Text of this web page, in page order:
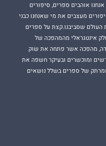
אוהבים ספרים, סיפורים
מעצבים את מי שאנחנו כבני
העולם שסביבנו.קצת על ספרים
חלק אינטגראלי מהמהפכה של
מהפכה אשר פתחה את שוק
ומוכשרים ובעיקר חשפה את
של ספרים בשלל נושאים